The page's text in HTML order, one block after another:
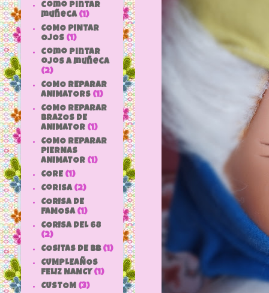
como pintar
muñeca (1)
COMO PINTAR
OJOS (1)
como pintar
ojos a muñeca
(2)
COMO REPARAR
ANIMATORS (1)
COMO REPARAR
BRAZOS DE
ANIMATOR (1)
COMO REPARAR
PIERNAS
ANIMATOR (1)
CORE (1)
Corisa (2)
CORISA DE
FAMOSA (1)
CORISA DEL 68
(2)
COSITAS DE bb (1)
CUMPLEAÑOS
FELIZ NANCY (1)
CUSTOM (3)